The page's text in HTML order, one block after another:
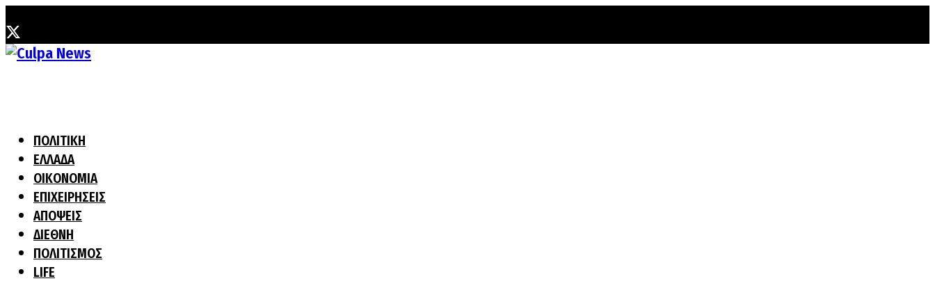
ΠΟΛΙΤΙΚΗ
ΕΛΛΑΔΑ
ΟΙΚΟΝΟΜΙΑ
ΕΠΙΧΕΙΡΗΣΕΙΣ
ΑΠΟΨΕΙΣ
ΔΙΕΘΝΗ
ΠΟΛΙΤΙΣΜΟΣ
LIFE